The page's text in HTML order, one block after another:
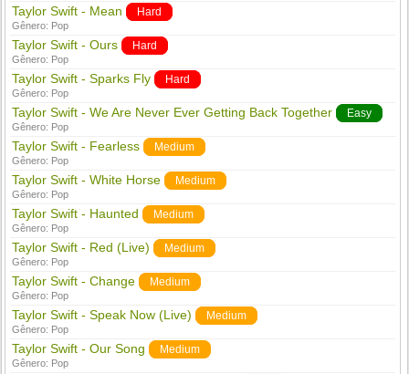
Taylor Swift - Mean Hard
Gênero: Pop
Taylor Swift - Ours Hard
Gênero: Pop
Taylor Swift - Sparks Fly Hard
Gênero: Pop
Taylor Swift - We Are Never Ever Getting Back Together Easy
Gênero: Pop
Taylor Swift - Fearless Medium
Gênero: Pop
Taylor Swift - White Horse Medium
Gênero: Pop
Taylor Swift - Haunted Medium
Gênero: Pop
Taylor Swift - Red (Live) Medium
Gênero: Pop
Taylor Swift - Change Medium
Gênero: Pop
Taylor Swift - Speak Now (Live) Medium
Gênero: Pop
Taylor Swift - Our Song Medium
Gênero: Pop